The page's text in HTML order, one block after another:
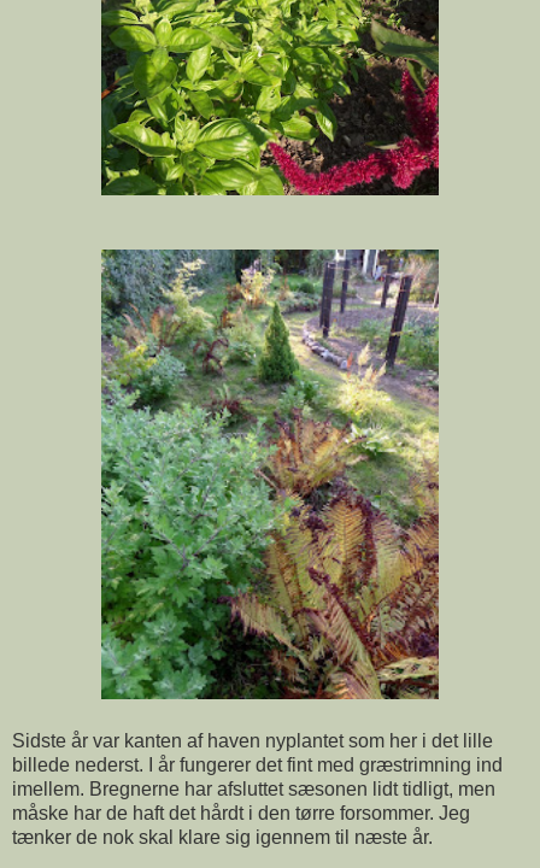
Sidste år var kanten af haven nyplantet som her i det lille
billede nederst. I år fungerer det fint med græstrimning ind
imellem. Bregnerne har afsluttet sæsonen lidt tidligt, men
måske har de haft det hårdt i den tørre forsommer. Jeg
tænker de nok skal klare sig igennem til næste år.